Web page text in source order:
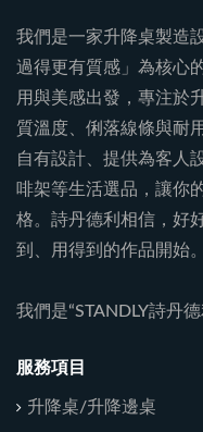
我們是一家升降桌製造
過得更有質感」為核心
用與美感出發，專注於
質溫度、俐落線條與耐
自有設計、提供為客人
啡架等生活選品，讓你
格。詩丹德利相信，好
到、用得到的作品開始。
我們是“STANDLY詩丹德
服務項目
升降桌/升降邊桌